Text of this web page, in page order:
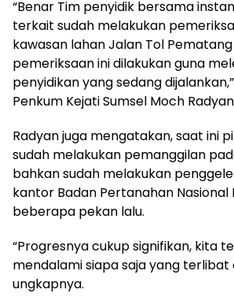
“Benar Tim penyidik bersama
terkait sudah melakukan
kawasan lahan Jalan Tol Pematang
pemeriksaan ini dilakukan guna
penyidikan yang sedang
Penkum Kejati Sumsel Moch Radyan
Radyan juga mengatakan, saat ini
sudah melakukan pemanggilan
bahkan sudah melakukan
kantor Badan Pertanahan Nasional
beberapa pekan lalu.
“Progresnya cukup signifikan, kita
mendalami siapa saja yang terlibat
ungkapnya.